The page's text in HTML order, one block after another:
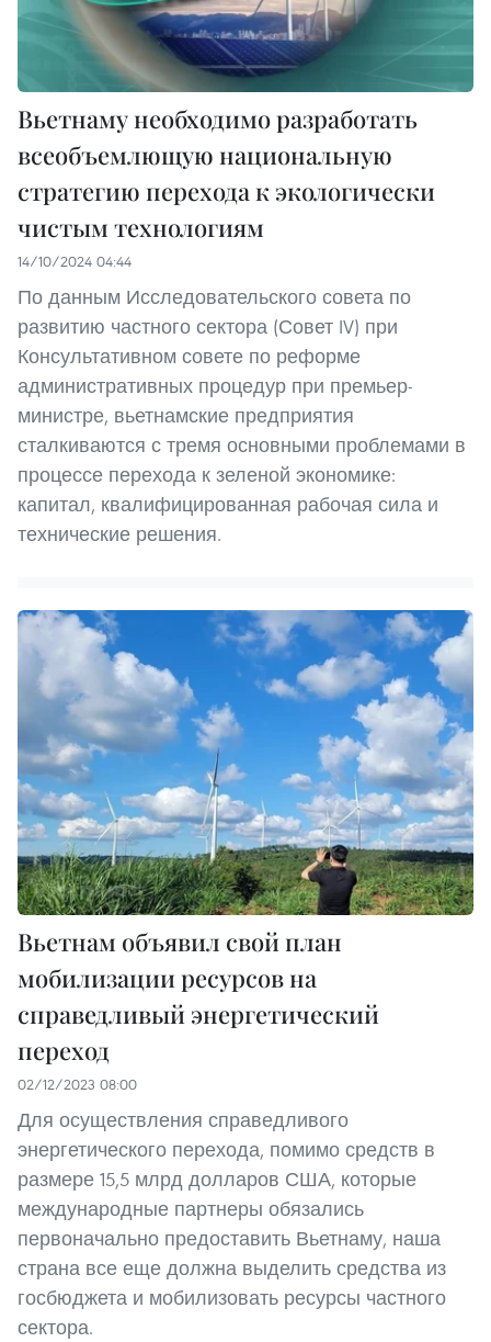
Вьетнаму необходимо разработать
всеобъемлющую национальную
стратегию перехода к экологически
чистым технологиям
14/10/2024 04:44
По данным Исследовательского совета по
развитию частного сектора (Совет IV) при
Консультативном совете по реформе
административных процедур при премьер-
министре, вьетнамские предприятия
сталкиваются с тремя основными проблемами в
процессе перехода к зеленой экономике:
капитал, квалифицированная рабочая сила и
технические решения.
Вьетнам объявил свой план
мобилизации ресурсов на
справедливый энергетический
переход
02/12/2023 08:00
Для осуществления справедливого
энергетического перехода, помимо средств в
размере 15,5 млрд долларов США, которые
международные партнеры обязались
первоначально предоставить Вьетнаму, наша
страна все еще должна выделить средства из
госбюджета и мобилизовать ресурсы частного
сектора.